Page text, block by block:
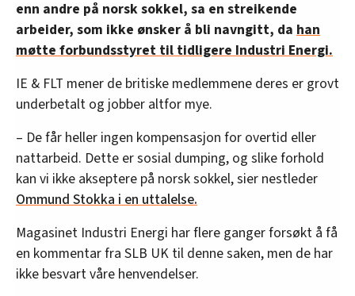
enn andre på norsk sokkel, sa en streikende
arbeider, som ikke ønsker å bli navngitt, da han
møtte forbundsstyret til tidligere Industri Energi.
IE & FLT mener de britiske medlemmene deres er grovt
underbetalt og jobber altfor mye.
– De får heller ingen kompensasjon for overtid eller
nattarbeid. Dette er sosial dumping, og slike forhold
kan vi ikke akseptere på norsk sokkel, sier nestleder
Ommund Stokka i en uttalelse.
Magasinet Industri Energi har flere ganger forsøkt å få
en kommentar fra SLB UK til denne saken, men de har
ikke besvart våre henvendelser.